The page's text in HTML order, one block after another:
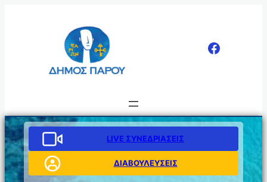
LIVE ΣΥΝΕΔΡΙΑΣΕΙΣ
ΔΙΑΒΟΥΛΕΥΣΕΙΣ